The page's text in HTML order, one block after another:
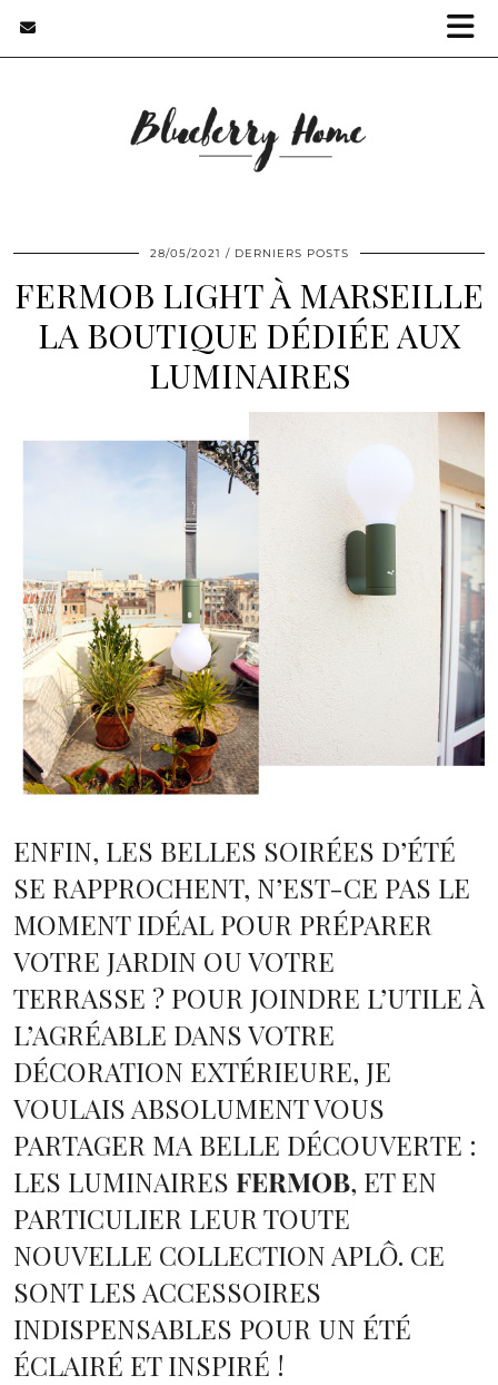
28/05/2021 DERNIERS POSTS
FERMOB LIGHT À MARSEILLE
LA BOUTIQUE DÉDIÉE AUX
LUMINAIRES
ENFIN, LES BELLES SOIRÉES D’ÉTÉ
SE RAPPROCHENT, N’EST-CE PAS LE
MOMENT IDÉAL POUR PRÉPARER
VOTRE JARDIN OU VOTRE
TERRASSE ? POUR JOINDRE L’UTILE À
L’AGRÉABLE DANS VOTRE
DÉCORATION EXTÉRIEURE, JE
VOULAIS ABSOLUMENT VOUS
PARTAGER MA BELLE DÉCOUVERTE :
LES LUMINAIRES FERMOB, ET EN
PARTICULIER LEUR TOUTE
NOUVELLE COLLECTION APLÔ. CE
SONT LES ACCESSOIRES
INDISPENSABLES POUR UN ÉTÉ
ÉCLAIRÉ ET INSPIRÉ !